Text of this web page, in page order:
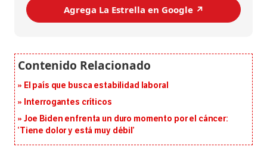
Agrega La Estrella en Google ↗️
El país que busca estabilidad laboral
Interrogantes críticos
Joe Biden enfrenta un duro momento por el cáncer:
‘Tiene dolor y está muy débil’